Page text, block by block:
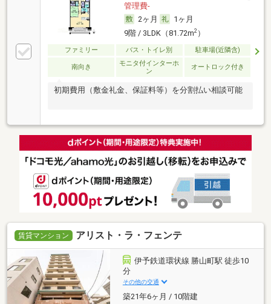
管理費-
2ヶ月
1ヶ月
9階 / 3LDK（81.72m2）
ファミリー バス・トイレ別 駐車場(近隣含)
南向き
モニタ付インターホ
ン
オートロック付き
初期費用（敷金礼金、保証料等）を分割払い相談可能
賃貸マンション アリスト・ラ・フェンテ
伊予鉄道環状線 勝山町駅 徒歩10
分
その他の交通
築21年6ヶ月 / 10階建